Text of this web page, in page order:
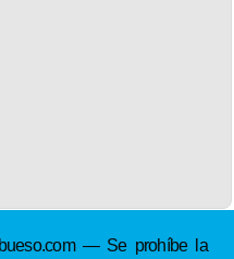
— Se prohíbe la